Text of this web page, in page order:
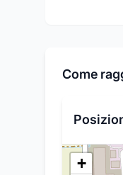
Come
+